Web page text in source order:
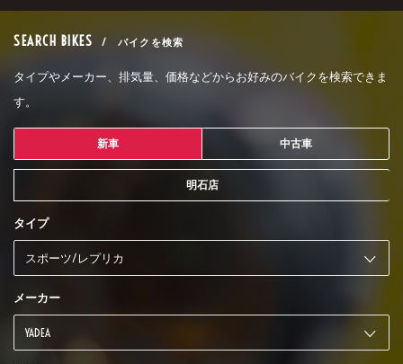
SEARCH BIKES / バイクを検索
タイプやメーカー、排気量、価格などからお好みのバイクを検索できま
す。
新車 中古車
明石店
タイプ
メーカー